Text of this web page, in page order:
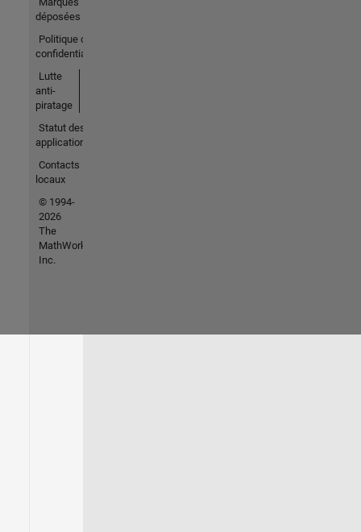
déposées
Politique de
confidentialité
Lutte
anti-
piratage
Statut des
applications
Contacts
locaux
© 1994-
2026
The
MathWorks,
Inc.